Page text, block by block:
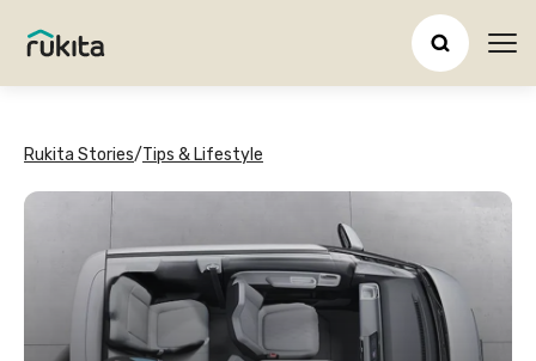
Rukita Stories/Tips & Lifestyle